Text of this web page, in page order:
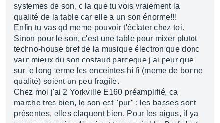
systemes de son, c la que tu vois vraiement la
qualité de la table car elle a un son énorme!!!
Enfin tu vas qd meme pouvoir t'éclater chez toi.
Sinon pour le son, c'est une table pour mixer plutot
techno-house bref de la musique électronique donc
vaut mieux du son costaud parceque j'ai peur que
sur le long terme les enceintes hi fi (meme de bonne
qualité) soient un peu fragile.
Chez moi j'ai 2 Yorkville E160 préamplifié, ca
marche tres bien, le son est "pur" : les basses sont
présentes, elles claquent bien. Pour les aigus, il ya